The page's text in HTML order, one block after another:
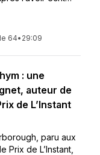
64• 29:09
: une
auteur de
de L’Instant
paru aux
de L’Instant,